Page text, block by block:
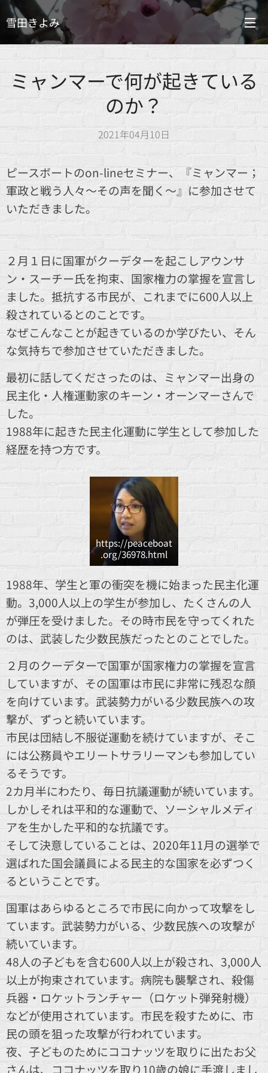
雪田きよみ
ミャンマーで何が起きている
のか？
2021年04月10日
ピースボートのon-lineセミナー、『ミャンマー；
軍政と戦う人々～その声を聞く～』に参加させて
いただきました。
２月１日に国軍がクーデターを起こしアウンサ
ン・スーチー氏を拘束、国家権力の掌握を宣言し
ました。抵抗する市民が、これまでに600人以上
殺されているとのことです。
なぜこんなことが起きているのか学びたい、そん
な気持ちで参加させていただきました。
最初に話してくださったのは、ミャンマー出身の
民主化・人権運動家のキーン・オーンマーさんで
した。
1988年に起きた民主化運動に学生として参加した
経歴を持つ方です。
https://peaceboat
.org/36978.html
1988年、学生と軍の衝突を機に始まった民主化運
動。3,000人以上の学生が参加し、たくさんの人
が弾圧を受けました。その時市民を守ってくれた
のは、武装した少数民族だったとのことでした。
２月のクーデターで国軍が国家権力の掌握を宣言
していますが、その国軍は市民に非常に残忍な顔
を向けています。武装勢力がいる少数民族への攻
撃が、ずっと続いています。
市民は団結し不服従運動を続けていますが、そこ
には公務員やエリートサラリーマンも参加してい
るそうです。
2カ月半にわたり、毎日抗議運動が続いています。
しかしそれは平和的な運動で、ソーシャルメディ
アを生かした平和的な抗議です。
そして決意していることは、2020年11月の選挙で
選ばれた国会議員による民主的な国家を必ずつく
るということです。
国軍はあらゆるところで市民に向かって攻撃をし
ています。武装勢力がいる、少数民族への攻撃が
続いています。
48人の子どもを含む600人以上が殺され、3,000人
以上が拘束されています。病院も襲撃され、殺傷
兵器・ロケットランチャー（ロケット弾発射機）
などが使用されています。市民を殺すために、市
民の頭を狙った攻撃が行われています。
夜、子どものためにココナッツを取りに出たお父
さんは、ココナッツを取り10歳の娘に手渡しまし